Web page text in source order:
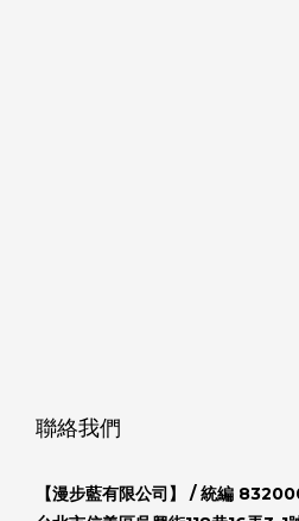
聯絡我們
【漫步藍有限公司】
/ 統編